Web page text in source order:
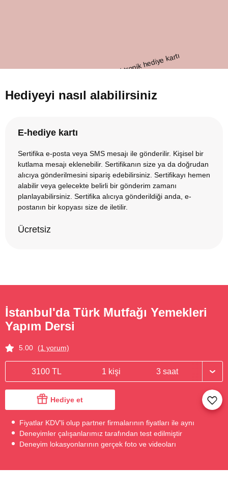
Hediyeyi nasıl alabilirsiniz
E-hediye kartı
Sertifika e-posta veya SMS mesajı ile gönderilir. Kişisel bir
kutlama mesajı eklenebilir. Sertifikanın size ya da doğrudan
alıcıya gönderilmesini sipariş edebilirsiniz. Sertifikayı hemen
alabilir veya gelecekte belirli bir gönderim zamanı
planlayabilirsiniz. Sertifika alıcıya gönderildiği anda, e-
postanın bir kopyası size de iletilir.
Ücretsiz
İstanbul'da Türk Mutfağı Yemekleri
Yapım Dersi
5.00 (1 yorum)
3100 TL 1 kişi 3 saat
Hediye et
Fiyatlar KDV'li olup partner firmalarının fiyatları ile aynı
Deneyimler çalışanlarımız tarafından test edilmiştir
Deneyim lokasyonlarının gerçek foto ve videoları